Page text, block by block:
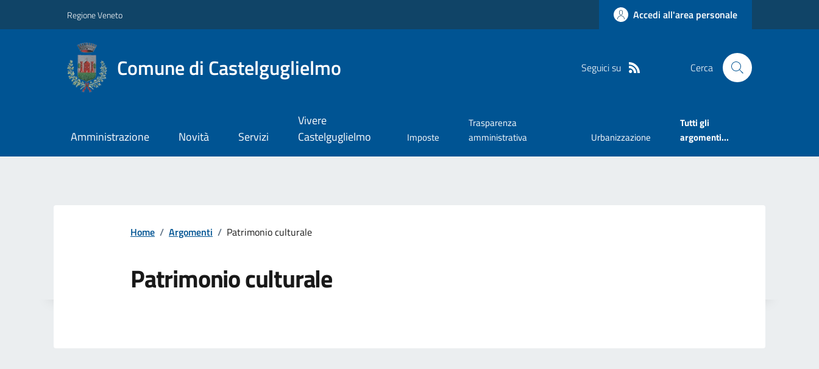
Regione Veneto Accedi all'area personale
Comune di Castelguglielmo Seguici su Cerca
Amministrazione Novità Servizi
Vivere
Castelguglielmo
Imposte
Trasparenza
amministrativa
Urbanizzazione
Tutti gli
argomenti...
Home / Argomenti / Patrimonio culturale
Patrimonio culturale